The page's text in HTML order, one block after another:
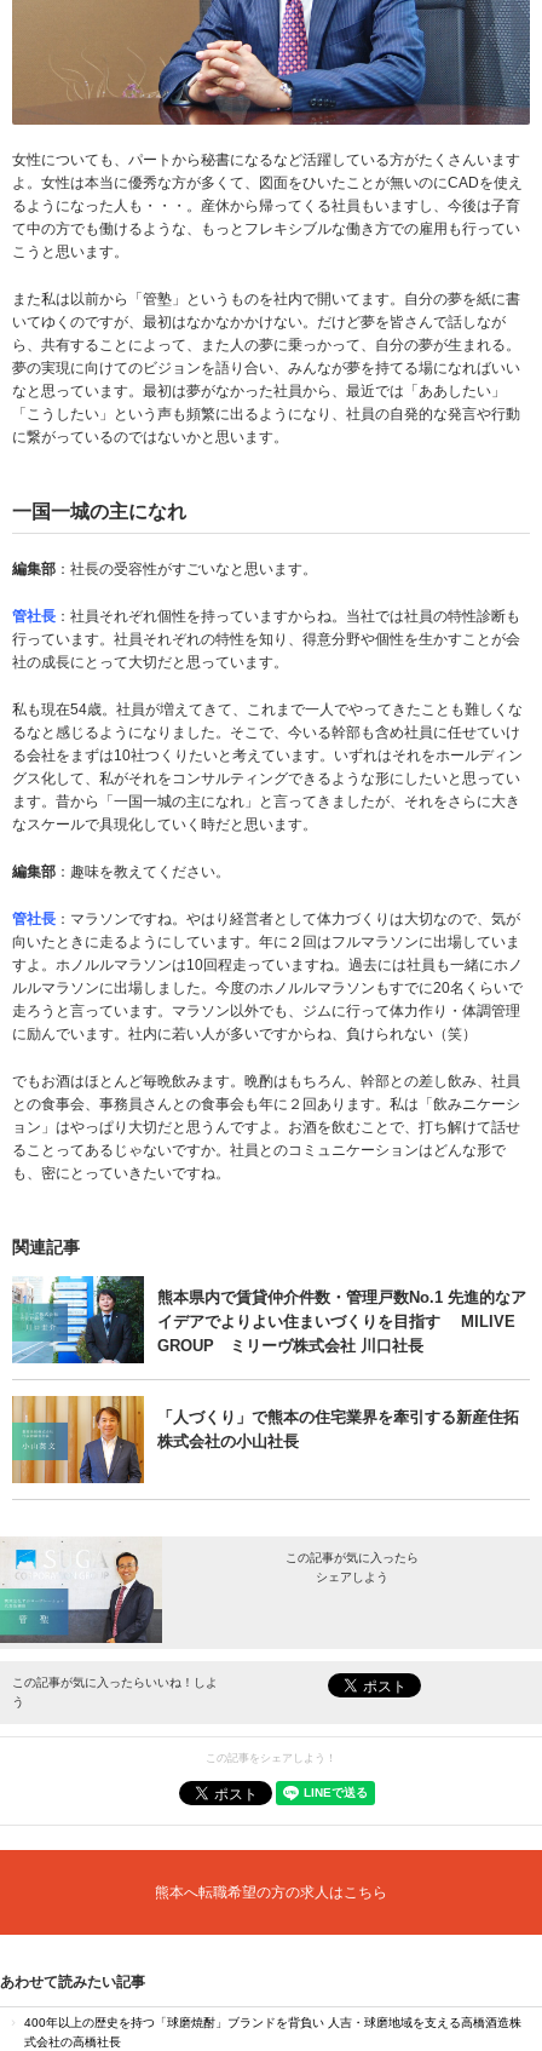
女性についても、パートから秘書になるなど活躍している方がたくさんいます
よ。女性は本当に優秀な方が多くて、図面をひいたことが無いのにCADを使え
るようになった人も・・・。産休から帰ってくる社員もいますし、今後は子育
て中の方でも働けるような、もっとフレキシブルな働き方での雇用も行ってい
こうと思います。
また私は以前から「管塾」というものを社内で開いてます。自分の夢を紙に書
いてゆくのですが、最初はなかなかかけない。だけど夢を皆さんで話しなが
ら、共有することによって、また人の夢に乗っかって、自分の夢が生まれる。
夢の実現に向けてのビジョンを語り合い、みんなが夢を持てる場になればいい
なと思っています。最初は夢がなかった社員から、最近では「ああしたい」
「こうしたい」という声も頻繁に出るようになり、社員の自発的な発言や行動
に繋がっているのではないかと思います。
一国一城の主になれ
編集部 ：社長の受容性がすごいなと思います。
管社長 ：社員それぞれ個性を持っていますからね。当社では社員の特性診断も
行っています。社員それぞれの特性を知り、得意分野や個性を生かすことが会
社の成長にとって大切だと思っています。
私も現在54歳。社員が増えてきて、これまで一人でやってきたことも難しくな
るなと感じるようになりました。そこで、今いる幹部も含め社員に任せていけ
る会社をまずは10社つくりたいと考えています。いずれはそれをホールディン
グス化して、私がそれをコンサルティングできるような形にしたいと思ってい
ます。昔から「一国一城の主になれ」と言ってきましたが、それをさらに大き
なスケールで具現化していく時だと思います。
編集部 ：趣味を教えてください。
管社長 ：マラソンですね。やはり経営者として体力づくりは大切なので、気が
向いたときに走るようにしています。年に２回はフルマラソンに出場していま
すよ。ホノルルマラソンは10回程走っていますね。過去には社員も一緒にホノ
ルルマラソンに出場しました。今度のホノルルマラソンもすでに20名くらいで
走ろうと言っています。マラソン以外でも、ジムに行って体力作り・体調管理
に励んでいます。社内に若い人が多いですからね、負けられない（笑）
でもお酒はほとんど毎晩飲みます。晩酌はもちろん、幹部との差し飲み、社員
との食事会、事務員さんとの食事会も年に２回あります。私は「飲みニケーシ
ョン」はやっぱり大切だと思うんですよ。お酒を飲むことで、打ち解けて話せ
ることってあるじゃないですか。社員とのコミュニケーションはどんな形で
も、密にとっていきたいですね。
関連記事
熊本県内で賃貸仲介件数・管理戸数No.1 先進的なア
イデアでよりよい住まいづくりを目指す MILIVE
GROUP ミリーヴ株式会社 川口社長
「人づくり」で熊本の住宅業界を牽引する新産住拓
株式会社の小山社長
この記事が気に入ったら
シェアしよう
最新情報をお届けします。
この記事が気に入ったらいいね！しよ
う
この記事をシェアしよう！
熊本へ転職希望の方の求人はこちら
あわせて読みたい記事
400年以上の歴史を持つ「球磨焼酎」ブランドを背負い 人吉・球磨地域を支える高橋酒造株
式会社の高橋社長